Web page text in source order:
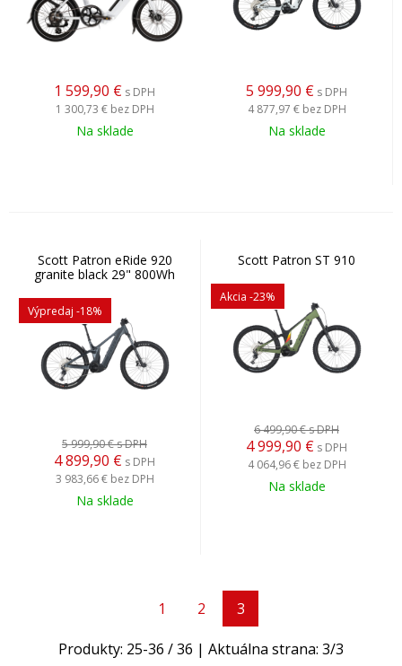
1 599,90 € s DPH
1 300,73 € bez DPH
Na sklade
5 999,90 € s DPH
4 877,97 € bez DPH
Na sklade
Scott Patron eRide 920
granite black 29" 800Wh
Výpredaj -18%
5 999,90 €s DPH
4 899,90 € s DPH
3 983,66 € bez DPH
Na sklade
Scott Patron ST 910
Akcia -23%
6 499,90 €s DPH
4 999,90 € s DPH
4 064,96 € bez DPH
Na sklade
1 2 3
Produkty: 25-36 /36 | Aktuálna strana: 3/3